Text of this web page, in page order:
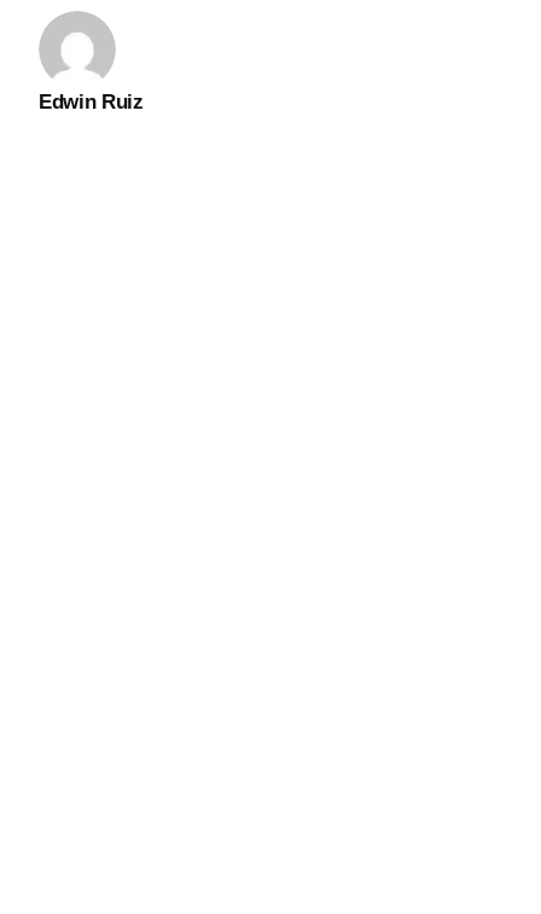
Edwin Ruiz